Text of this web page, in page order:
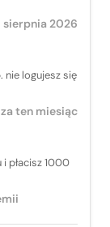
sierpnia 2026
nie logujesz się
ten miesiąc
płacisz 1000